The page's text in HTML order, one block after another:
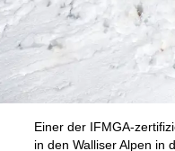
Einer der IFMGA-
in den Walliser Alpen in